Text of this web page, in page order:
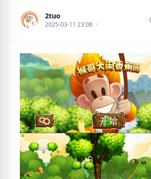
2tuo
2025-03-11 23:08 ·